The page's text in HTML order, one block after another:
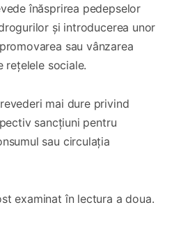
înăsprirea pedepselor
și introducerea unor
sau vânzarea
rețelele sociale.
mai dure privind
sancțiuni pentru
sau circulația
examinat în lectura a doua.